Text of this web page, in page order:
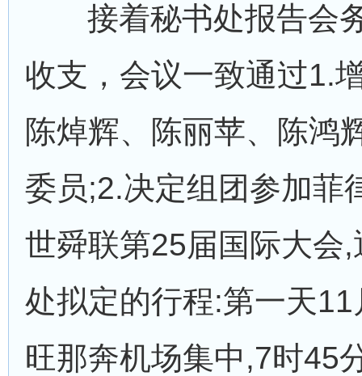
接着秘书处报告会
收支，会议一致通过1.
陈焯辉、陈丽苹、陈鸿
委员;2.决定组团参加菲
世舜联第25届国际大会
处拟定的行程:第一天
旺那奔机场集中,7时45